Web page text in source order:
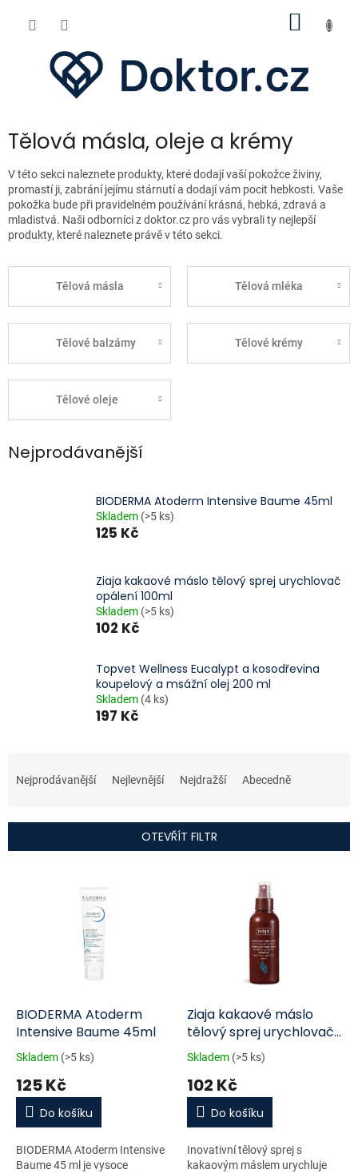
Tělová másla, oleje a krémy
V této sekci naleznete produkty, které dodají vaší pokožce živiny,
promastí ji, zabrání jejímu stárnutí a dodají vám pocit hebkosti. Vaše
pokožka bude při pravidelném používání krásná, hebká, zdravá a
mladistvá. Naši odborníci z doktor.cz pro vás vybrali ty nejlepší
produkty, které naleznete právě v této sekci.
Tělová másla Tělová mléka
Tělové balzámy Tělové krémy
Tělové oleje
Nejprodávanější
BIODERMA Atoderm Intensive Baume 45ml
Skladem (>5 ks)
125 Kč
Ziaja kakaové máslo tělový sprej urychlovač
opálení 100ml
Skladem (>5 ks)
102 Kč
Topvet Wellness Eucalypt a kosodřevina
koupelový a msážní olej 200 ml
Skladem (4 ks)
197 Kč
a
í
Nejprodávanější Nejlevnější Nejdražší Abecedně
OTEVŘÍT FILTR
dBIODERMA Atoderm
Intensive Baume 45ml
Skladem (>5 ks)
125 Kč
Do košíku
BIODERMA Atoderm Intensive
Baume 45 ml je vysoce
Ziaja kakaové máslo
tělový sprej urychlovač
opálení 100ml
Skladem (>5 ks)
102 Kč
Do košíku
Inovativní tělový sprej s
kakaovým máslem urychluje